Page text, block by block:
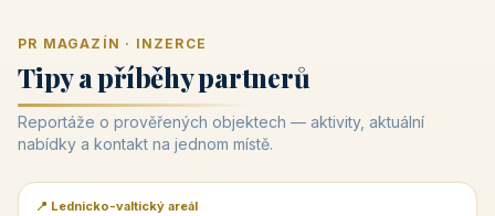
PR MAGAZÍN · INZERCE
Tipy a příběhy partnerů
Reportáže o prověřených objektech — aktivity, aktuální
nabídky a kontakt na jednom místě.
📰 PR článek
📍 Lednicko-valtický areál